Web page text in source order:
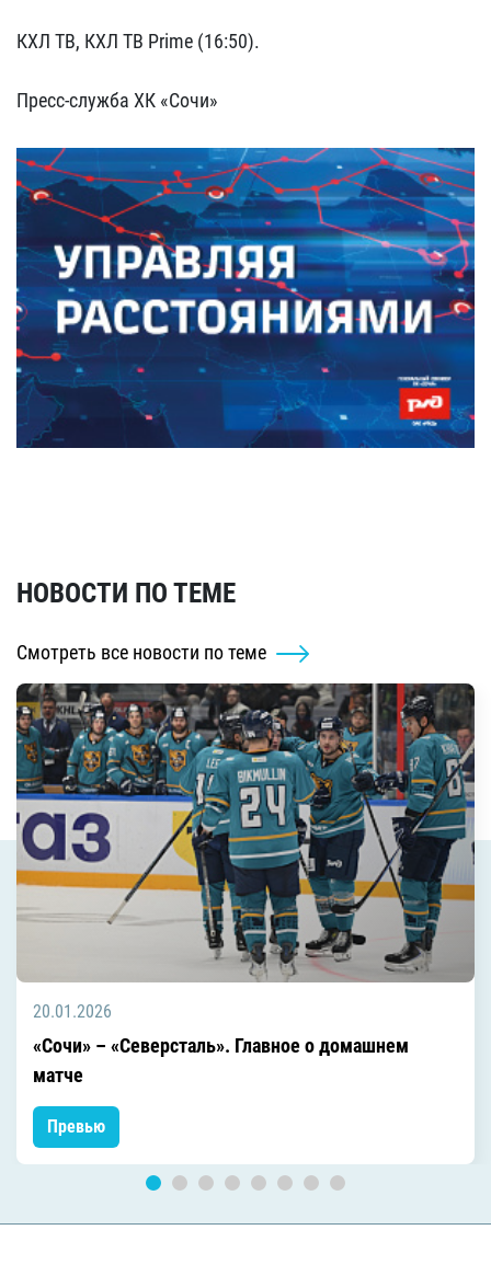
КХЛ ТВ, КХЛ ТВ Prime (16:50).
Пресс-служба ХК «Сочи»
НОВОСТИ ПО ТЕМЕ
Смотреть все новости по теме
20.01.2026
«Сочи» – «Северсталь». Главное о домашнем
матче
Превью